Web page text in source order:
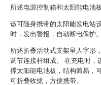
所述电源控制箱和太阳能电池
该可随身携带的太阳能发电站
时，发出警报，自动断电保护。
所述折叠活动式支架呈人字形
调节连接杆组成。 在充电时，
撑太阳能电池板，结构简易，
可折叠收拢，方便携带。